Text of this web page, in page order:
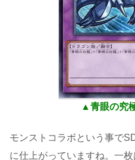
▲青眼の究
モンストコラボという事で
に仕上がっていますね。一